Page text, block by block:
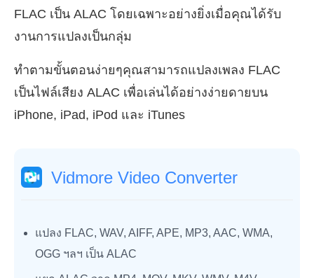
FLAC เป็น ALAC โดยเฉพาะอย่างยิ่งเมื่อคุณได้รับ
งานการแปลงเป็นกลุ่ม
ทำตามขั้นตอนง่ายๆคุณสามารถแปลงเพลง FLAC
เป็นไฟล์เสียง ALAC เพื่อเล่นได้อย่างง่ายดายบน
iPhone, iPad, iPod และ iTunes
Vidmore Video Converter
แปลง FLAC, WAV, AIFF, APE, MP3, AAC, WMA,
OGG ฯลฯ เป็น ALAC